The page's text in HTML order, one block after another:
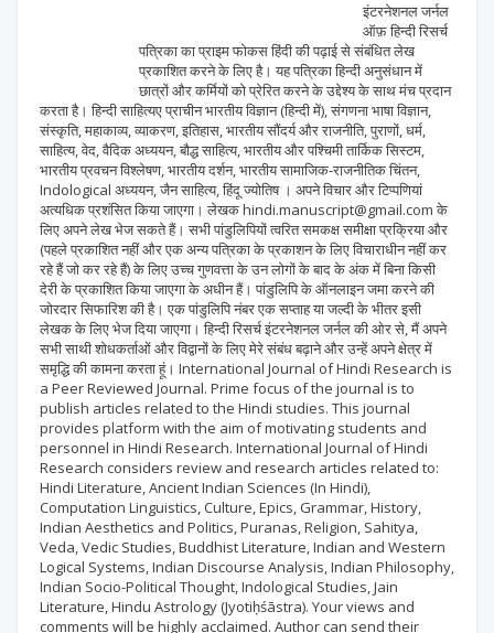
इंटरनेशनल जर्नल
ऑफ़ हिन्दी रिसर्च
पत्रिका का प्राइम फोकस हिंदी की पढ़ाई से संबंधित लेख
प्रकाशित करने के लिए है। यह पत्रिका हिन्दी अनुसंधान में
छात्रों और कर्मियों को प्रेरित करने के उद्देश्य के साथ मंच प्रदान
करता है। हिन्दी साहित्यए प्राचीन भारतीय विज्ञान (हिन्दी में), संगणना भाषा विज्ञान,
संस्कृति, महाकाव्य, व्याकरण, इतिहास, भारतीय सौंदर्य और राजनीति, पुराणों, धर्म,
साहित्य, वेद, वैदिक अध्ययन, बौद्ध साहित्य, भारतीय और पश्चिमी तार्किक सिस्टम,
भारतीय प्रवचन विश्लेषण, भारतीय दर्शन, भारतीय सामाजिक-राजनीतिक चिंतन,
Indological अध्ययन, जैन साहित्य, हिंदू ज्योतिष । अपने विचार और टिप्पणियां
अत्यधिक प्रशंसित किया जाएगा। लेखक hindi.manuscript@gmail.com के
लिए अपने लेख भेज सकते हैं। सभी पांडुलिपियों त्वरित समकक्ष समीक्षा प्रक्रिया और
(पहले प्रकाशित नहीं और एक अन्य पत्रिका के प्रकाशन के लिए विचाराधीन नहीं कर
रहे हैं जो कर रहे हैं) के लिए उच्च गुणवत्ता के उन लोगों के बाद के अंक में बिना किसी
देरी के प्रकाशित किया जाएगा के अधीन हैं। पांडुलिपि के ऑनलाइन जमा करने की
जोरदार सिफारिश की है। एक पांडुलिपि नंबर एक सप्ताह या जल्दी के भीतर इसी
लेखक के लिए भेज दिया जाएगा। हिन्दी रिसर्च इंटरनेशनल जर्नल की ओर से, मैं अपने
सभी साथी शोधकर्ताओं और विद्वानों के लिए मेरे संबंध बढ़ाने और उन्हें अपने क्षेत्र में
समृद्धि की कामना करता हूं। International Journal of Hindi Research is
a Peer Reviewed Journal. Prime focus of the journal is to
publish articles related to the Hindi studies. This journal
provides platform with the aim of motivating students and
personnel in Hindi Research. International Journal of Hindi
Research considers review and research articles related to:
Hindi Literature, Ancient Indian Sciences (In Hindi),
Computation Linguistics, Culture, Epics, Grammar, History,
Indian Aesthetics and Politics, Puranas, Religion, Sahitya,
Veda, Vedic Studies, Buddhist Literature, Indian and Western
Logical Systems, Indian Discourse Analysis, Indian Philosophy,
Indian Socio-Political Thought, Indological Studies, Jain
Literature, Hindu Astrology (Jyotiḥśāstra). Your views and
comments will be highly acclaimed. Author can send their